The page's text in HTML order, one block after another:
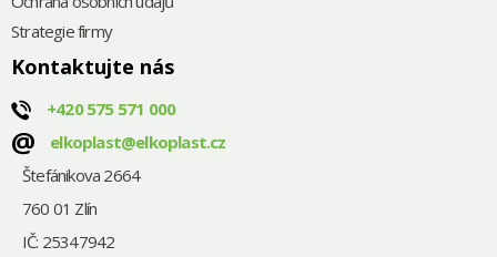
Strategie firmy
Kontaktujte nás
+420575 571 000
@
elkoplast@elkoplast.cz
Štefánikova 2664
760 01 Zlín
IČ: 25347942